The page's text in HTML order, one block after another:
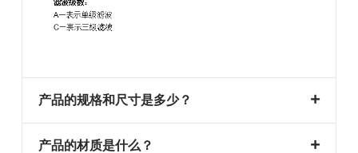
产品的规格和尺寸是多少？
产品的材质是什么？